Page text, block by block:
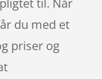
du med et
priser og